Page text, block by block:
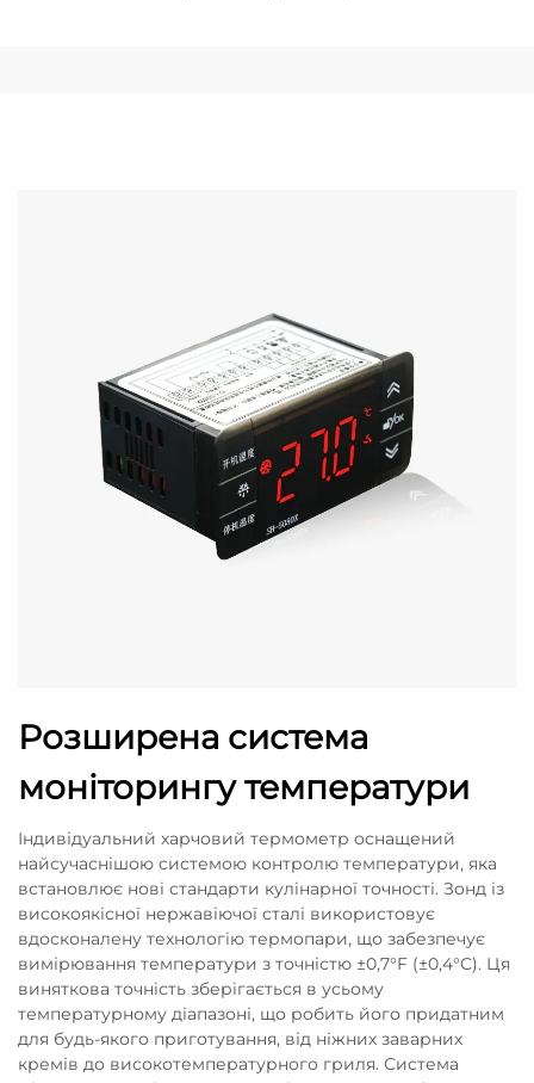
Розширена система
моніторингу температури
Індивідуальний харчовий термометр оснащений
найсучаснішою системою контролю температури, яка
встановлює нові стандарти кулінарної точності. Зонд із
високоякісної нержавіючої сталі використовує
вдосконалену технологію термопари, що забезпечує
вимірювання температури з точністю ±0,7°F (±0,4°C). Ця
виняткова точність зберігається в усьому
температурному діапазоні, що робить його придатним
для будь-якого приготування, від ніжних заварних
кремів до високотемпературного гриля. Система